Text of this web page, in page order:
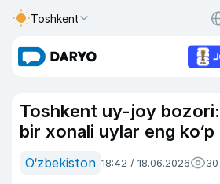
Toshkent
Toshkent uy-joy
bir xonali uylar eng
O‘zbekiston 18:42 / 18.06.2026